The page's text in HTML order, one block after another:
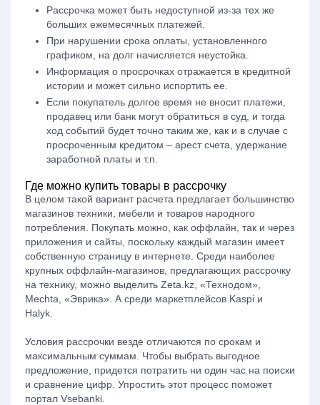
Рассрочка может быть недоступной из-за тех же
больших ежемесячных платежей.
При нарушении срока оплаты, установленного
графиком, на долг начисляется неустойка.
Информация о просрочках отражается в кредитной
истории и может сильно испортить ее.
Если покупатель долгое время не вносит платежи,
продавец или банк могут обратиться в суд, и тогда
ход событий будет точно таким же, как и в случае с
просроченным кредитом – арест счета, удержание
заработной платы и т.п.
Где можно купить товары в рассрочку
В целом такой вариант расчета предлагает большинство
магазинов техники, мебели и товаров народного
потребления. Покупать можно, как оффлайн, так и через
приложения и сайты, поскольку каждый магазин имеет
собственную страницу в интернете. Среди наиболее
крупных оффлайн-магазинов, предлагающих рассрочку
на технику, можно выделить Zeta.kz, «Технодом»,
Mechta, «Эврика». А среди маркетплейсов Kaspi и
Halyk.
Условия рассрочки везде отличаются по срокам и
максимальным суммам. Чтобы выбрать выгодное
предложение, придется потратить ни один час на поиски
и сравнение цифр. Упростить этот процесс поможет
портал Vsebanki.